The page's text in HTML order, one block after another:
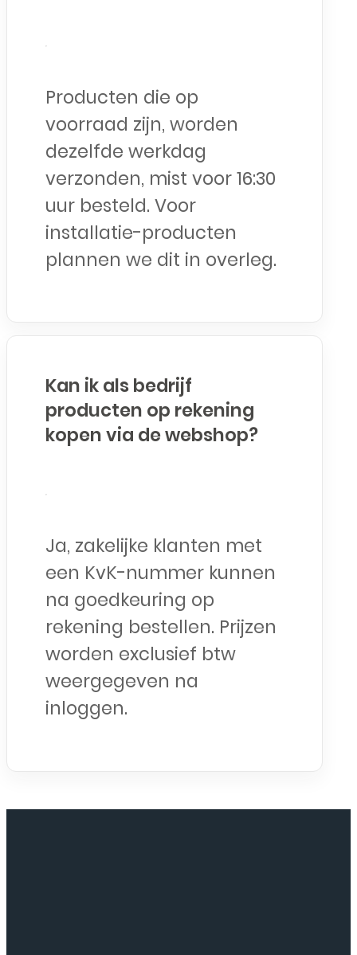
Producten die op
voorraad zijn, worden
dezelfde werkdag
verzonden, mist voor 16:30
uur besteld. Voor
installatie-producten
plannen we dit in overleg.
Kan ik als bedrijf
producten op rekening
kopen via de webshop?
Ja, zakelijke klanten met
een KvK-nummer kunnen
na goedkeuring op
rekening bestellen. Prijzen
worden exclusief btw
weergegeven na
inloggen.